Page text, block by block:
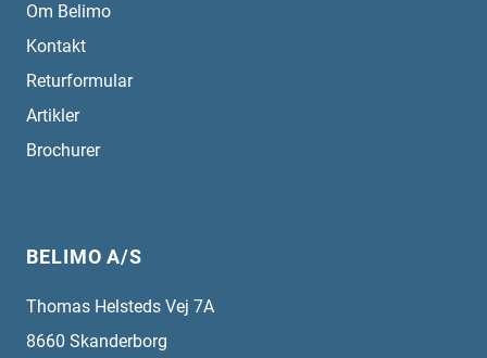
Om Belimo
Kontakt
Returformular
Artikler
Brochurer
BELIMO A/S
Thomas Helsteds Vej 7A
8660 Skanderborg